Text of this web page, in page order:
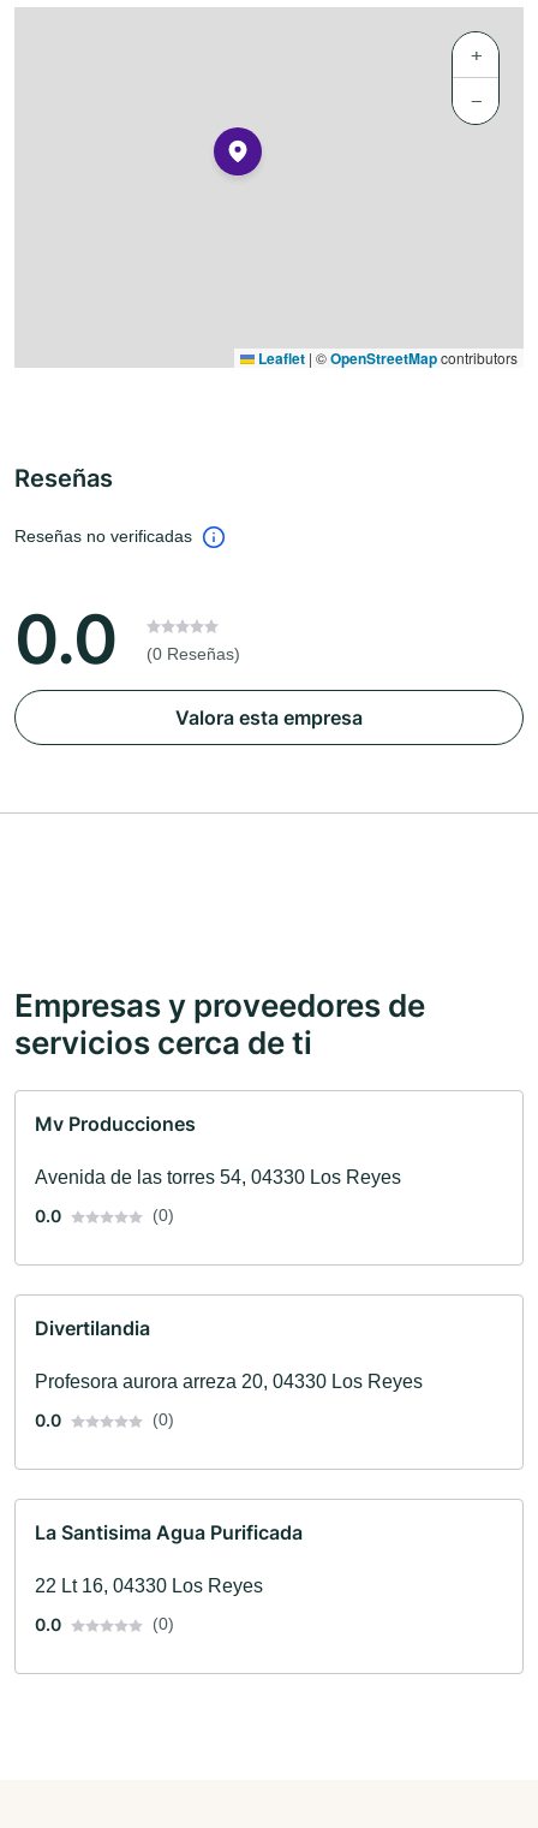
+
−
Leaflet | ©OpenStreetMapcontributors
Reseñas
Reseñas no verificadas
0.0 (0 Reseñas)
Valora esta empresa
Empresas y proveedores de
servicios cerca de ti
Mv Producciones
Avenida de las torres 54, 04330 Los Reyes
0.0
(0)
Divertilandia
Profesora aurora arreza 20, 04330 Los Reyes
0.0
(0)
La Santisima Agua Purificada
22 Lt 16, 04330 Los Reyes
0.0
(0)